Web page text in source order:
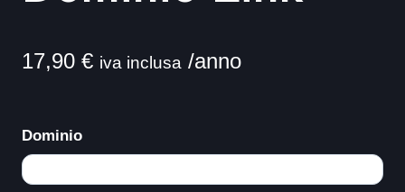
17,90 € iva inclusa /anno
Dominio